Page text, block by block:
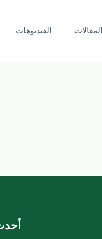
المقالات الفيديوهات